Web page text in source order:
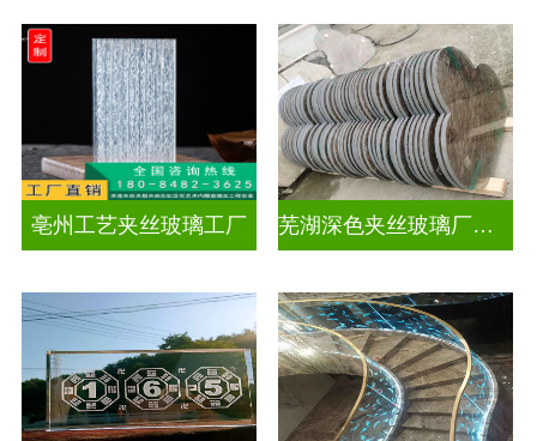
亳州工艺夹丝玻璃工厂 芜湖深色夹丝玻璃厂家电话